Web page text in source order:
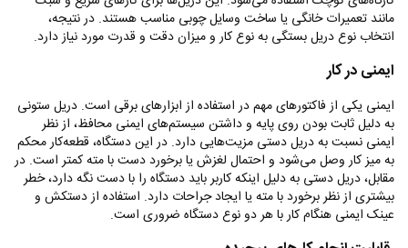
مانند تعمیرات خانگی یا ساخت وسایل چوبی مناسب هستند. در نتیجه،
انتخاب نوع دریل بستگی به نوع کار و میزان دقت و قدرت مورد نیاز دارد.
ایمنی در کار
ایمنی یکی از فاکتورهای مهم در استفاده از ابزارهای برقی است. دریل ستونی
به دلیل ثابت بودن روی پایه و داشتن سیستم‌های ایمنی محافظ، از نظر
ایمنی نسبت به دریل دستی مزیت‌هایی دارد. در این دستگاه، قطعه‌کار محکم
به میز کار وصل می‌شود و احتمال لغزش یا برخورد دست با مته کمتر است. در
مقابل، دریل دستی به دلیل اینکه کاربر باید دستگاه را با دست نگه دارد، خطر
بیشتری از نظر برخورد با مته یا ایجاد جراحات دارد. استفاده از دستکش و
عینک ایمنی هنگام کار با هر دو نوع دستگاه ضروری است.